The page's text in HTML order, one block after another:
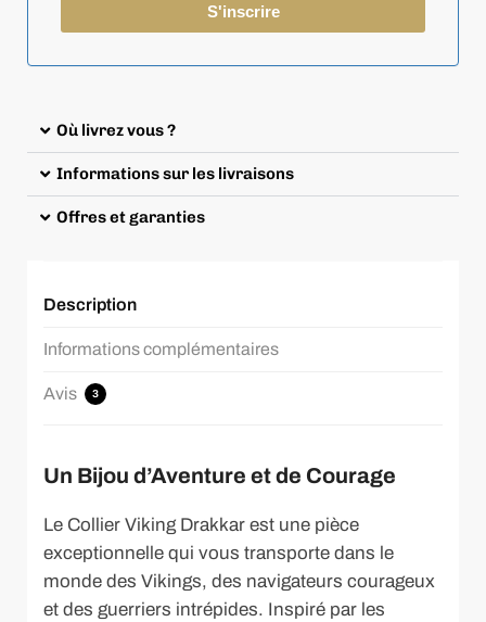
Où livrez vous ?
Informations sur les livraisons
Offres et garanties
Description
Informations complémentaires
Avis 3
Un Bijou d’Aventure et de Courage
Le Collier Viking Drakkar est une pièce
exceptionnelle qui vous transporte dans le
monde des Vikings, des navigateurs courageux
et des guerriers intrépides. Inspiré par les